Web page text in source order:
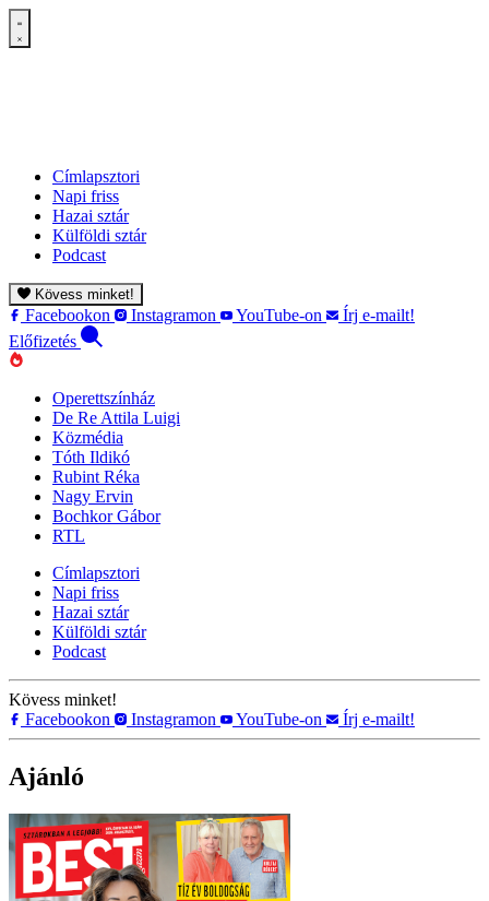
Címlapsztori
Napi friss
Hazai sztár
Külföldi sztár
Podcast
Kövess minket!
Facebookon Instagramon YouTube-on
Írj e-mailt!
Előfizetés
Operettszínház
De Re Attila Luigi
Közmédia
Tóth Ildikó
Rubint Réka
Nagy Ervin
Bochkor Gábor
RTL
Címlapsztori
Napi friss
Hazai sztár
Külföldi sztár
Podcast
Kövess minket!
Facebookon
Instagramon YouTube-on Írj e-mailt!
Ajánló